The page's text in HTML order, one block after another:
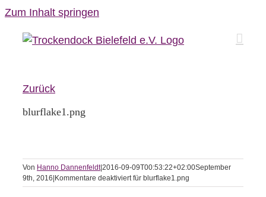
Zum Inhalt springen
Zurück
blurflake1.png
Von Hanno Dannenfeldt|2016-09-09T00:53:22+02:00September
9th, 2016 Kommentare deaktiviertfür blurflake1.png